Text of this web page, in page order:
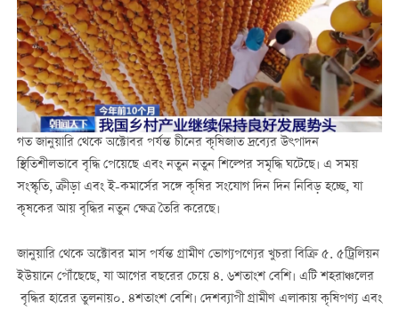
গত জানুয়ারি থেকে অক্টোবর পর্যন্ত চীনের কৃষিজাত দ্রব্যের উৎপাদন
স্থিতিশীলভাবে বৃদ্ধি পেয়েছে এবং নতুন নতুন শিল্পের সমৃদ্ধি ঘটেছে। এ সময়
সংস্কৃতি, ক্রীড়া এবং ই-কমার্সের সঙ্গে কৃষির সংযোগ দিন দিন নিবিড় হচ্ছে,যা
কৃষকের আয় বৃদ্ধির নতুন ক্ষেত্র তৈরি করেছে।
জানুয়ারি থেকে অক্টোবর মাস পর্যন্ত গ্রামীণ ভোগ্যপণ্যের খুচরা বিক্রি ৫. ৫ট্রিলিয়ন
ইউয়ানে পৌঁছেছে,যা আগের বছরের চেয়ে ৪. ৬শতাংশ বেশি। এটি শহরাঞ্চলের
বৃদ্ধির হারের তুলনায়০. ৪শতাংশ বেশি। দেশব্যাপী গ্রামীণ এলাকায় কৃষিপণ্য এবং